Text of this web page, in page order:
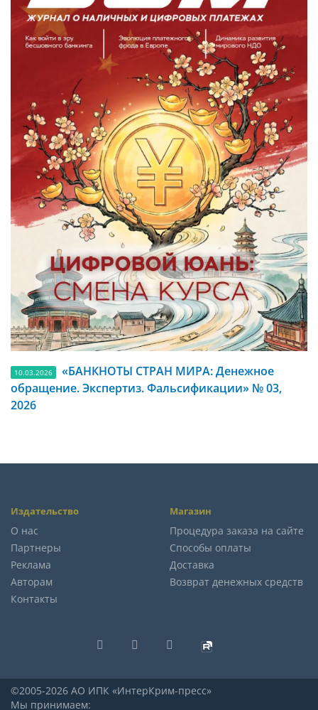
10.03.2026
«БАНКНОТЫ СТРАН МИРА: Денежное
обращение. Экспертиз. Фальсификации» № 03,
2026
Издательство
О нас
Партнеры
Реклама
Авторам
Контакты
Магазин
Процедура заказа на сайте
Способы оплаты
Доставка
Возврат денежных средств
©2005-2026 АО ИПК «ИнтерКрим-пресс»
Мы принимаем: